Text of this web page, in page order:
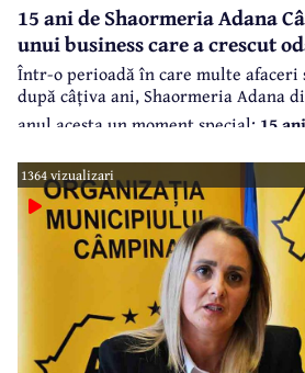
15 ani de Shaormeria Adana
unui business care a crescut
Într-o perioadă în care multe afaceri
după câțiva ani, Shaormeria Adana
anul acesta un moment special: 15
promoție incredibilă în care oferă
deja cu un cost peste 15 lei, cadou
august, până la ora 15.00, în limita
acestui succes se află perseverență
produse excepționale și dorința de a
calitate constantă la cele mai înalte
1364 vizualizari